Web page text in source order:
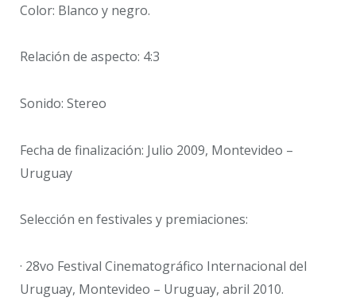
Color: Blanco y negro.
Relación de aspecto: 4:3
Sonido: Stereo
Fecha de finalización: Julio 2009, Montevideo –
Uruguay
Selección en festivales y premiaciones:
· 28vo Festival Cinematográfico Internacional del
Uruguay, Montevideo – Uruguay, abril 2010.